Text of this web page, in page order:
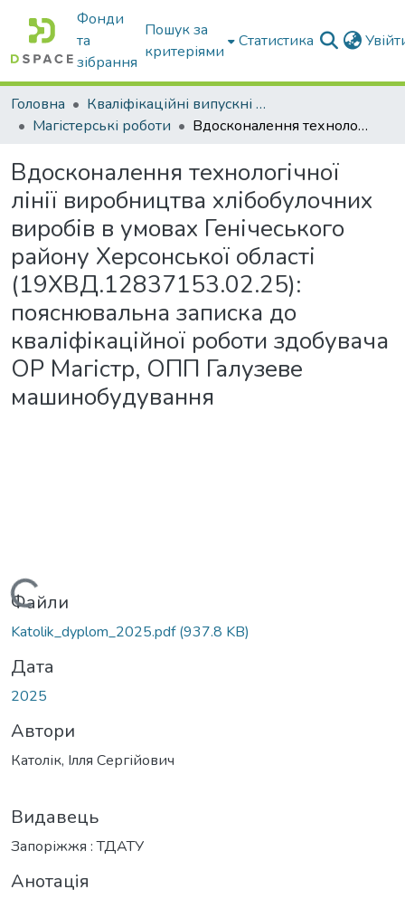
Фонди
та
зібрання
Пошук за
критеріями
Статистика
Головна
Кваліфікаційні випускні роботи бакалаврів і магістрів
Магістерські роботи
Вдосконалення технологічної лінії виробництва хлібобулочних виробів в умовах Генічеського району Херсонської області (19ХВД.12837153.02.25): пояснювальна записка до кваліфікаційної роботи здобувача ОР Магістр, ОПП Галузеве машинобудування
Вдосконалення технологічної
лінії виробництва хлібобулочних
виробів в умовах Генічеського
району Херсонської області
(19ХВД.12837153.02.25):
пояснювальна записка до
кваліфікаційної роботи здобувача
ОР Магістр, ОПП Галузеве
машинобудування
Вантажиться...
Файли
Katolik_dyplom_2025.pdf(937.8 KB)
Дата
2025
Автори
Католік, Ілля Сергійович
Видавець
Запоріжжя : ТДАТУ
Анотація